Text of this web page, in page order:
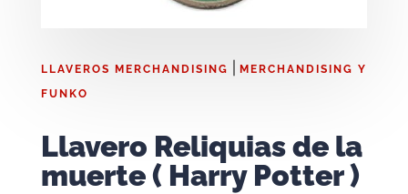
LLAVEROS MERCHANDISING
MERCHANDISING Y
FUNKO
Llavero Reliquias de la
muerte ( Harry Potter )